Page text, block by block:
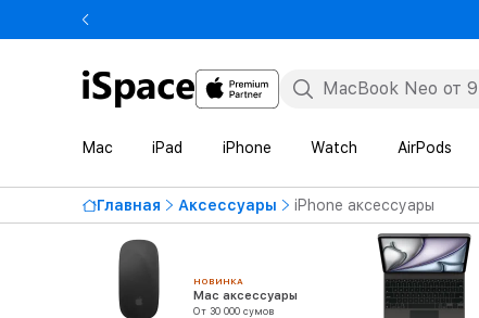
Mac iPad iPhone Watch AirPods
Главная Аксессуары iPhone аксессуары
НОВИНКА
Mac аксессуары
От 30 000 сумов